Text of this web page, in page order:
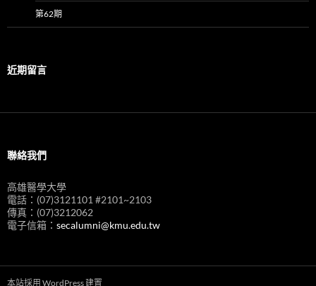
第62期
近期留言
聯絡我們
高雄醫學大學
電話：(07)3121101 #2101~2103
傳真：(07)3212062
電子信箱： secalumni@kmu.edu.tw
本站採用 WordPress 建置